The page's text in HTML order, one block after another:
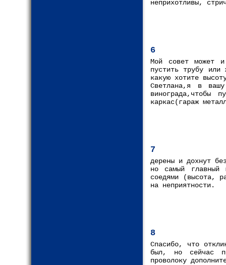
неприхотливы,
6
Мой совет может и
пустить трубу
какую хотите
Светлана,я в
винограда,чтобы
каркас(гараж
7
дерены и дохнут
но самый главный
соедями (высота,
на неприятности.
8
Спасибо, что
был, но сейчас
проволоку